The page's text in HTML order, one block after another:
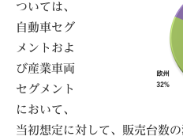
ついては、
自動車セグ
メントおよ
び産業車両
セグメント
において、
当初想定に対して、販売台数